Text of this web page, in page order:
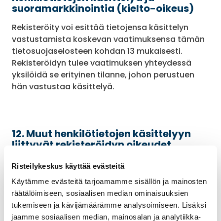
Risteilykeskus käyttää evästeitä
Käytämme evästeitä tarjoamamme sisällön ja mainosten
räätälöimiseen, sosiaalisen median ominaisuuksien
tukemiseen ja kävijämäärämme analysoimiseen. Lisäksi
jaamme sosiaalisen median, mainosalan ja analytiikka-
suoramarkkinointia (kielto-oikeus)
Rekisteröity voi esittää tietojensa käsittelyn
vastustamista koskevan vaatimuksensa tämän
tietosuojaselosteen kohdan 13 mukaisesti.
Rekisteröidyn tulee vaatimuksen yhteydessä
yksilöidä se erityinen tilanne, johon perustuen
hän vastustaa käsittelyä.
12. Muut henkilötietojen käsittelyyn
liittyvät rekisteröidyn oikeudet
12.1.Rekisteröidyn oikeus saada pääsy tietoihin
Rekisteröidyllä on oikeus tarkastaa, mitä häntä
koskevia tietoja Travel Specialist Group Oy
markkinointirekisteriin on talletettu.